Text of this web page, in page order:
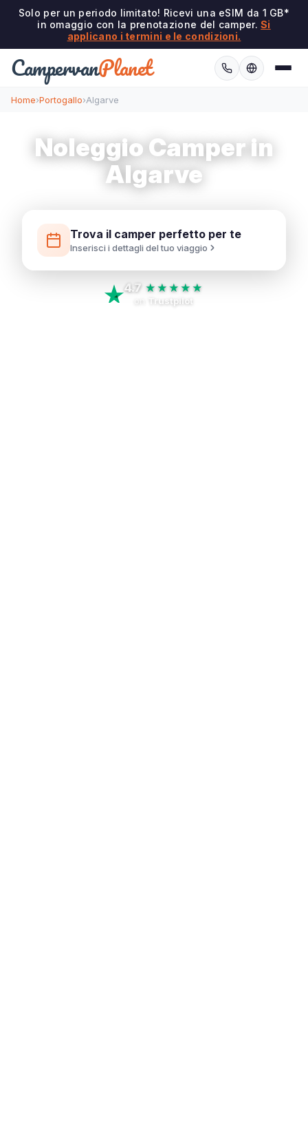
Solo per un periodo limitato! Ricevi una eSIM da 1 GB*
in omaggio con la prenotazione del camper.Si
applicano i termini e le condizioni.
CampervanPlanet
Home›Portogallo›Algarve
Noleggio Camper in
Algarve
Trova il camper perfetto per te
Inserisci i dettagli del tuo viaggio
4.7 ★★★★★
Trustpilot